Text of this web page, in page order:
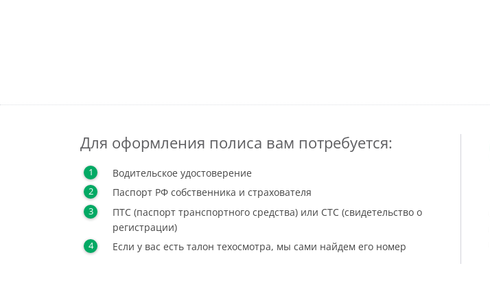
Для оформления полиса вам потребуется:
Водительское удостоверение
Паспорт РФ собственника и страхователя
ПТС (паспорт транспортного средства) или СТС (свидетельство о
регистрации)
Если у вас есть талон техосмотра, мы сами найдем его номер